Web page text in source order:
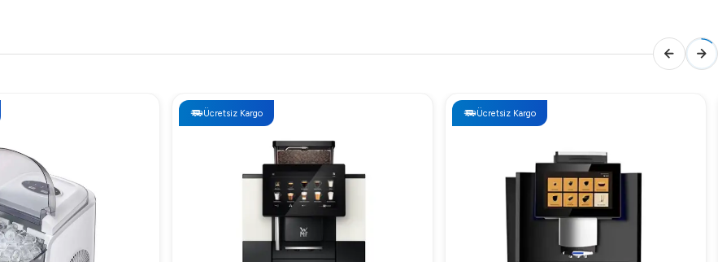
Ücretsiz Kargo Ücretsiz Kargo